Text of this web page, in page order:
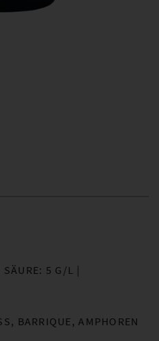
SÄURE: 5 G/L
BARRIQUE, AMPHOREN